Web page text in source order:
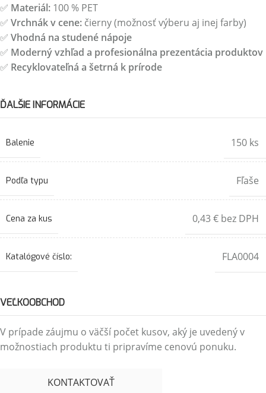
✅ Materiál: 100 % PET
✅ Vrchnák v cene: čierny (možnosť výberu aj inej farby)
✅ Vhodná na studené nápoje
✅ Moderný vzhľad a profesionálna prezentácia produktov
✅ Recyklovateľná a šetrná k prírode
ĎALŠIE INFORMÁCIE
Balenie 150 ks
Podľa typu Fľaše
Cena za kus 0,43 € bez DPH
Katalógové číslo: FLA0004
VEĽKOOBCHOD
V prípade záujmu o väčší počet kusov, aký je uvedený v
možnostiach produktu ti pripravíme cenovú ponuku.
KONTAKTOVAŤ